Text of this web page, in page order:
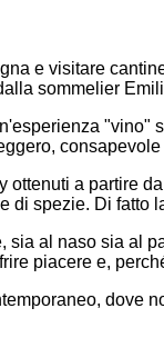
e visitare
sommelier
a partire
di spezie. Di fatto
sia al naso sia al
piacere e,
dove